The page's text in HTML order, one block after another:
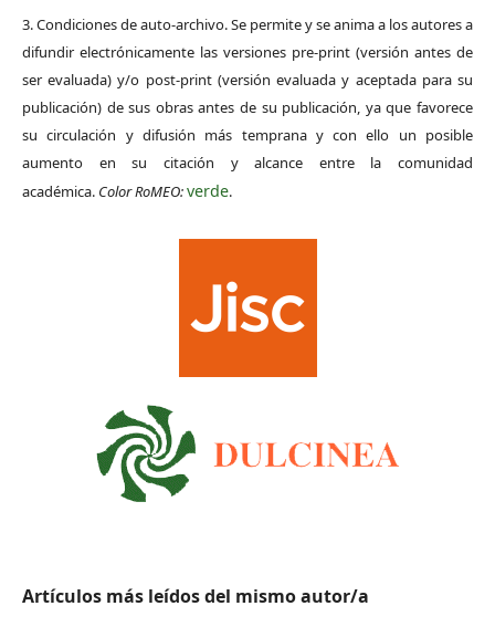
3. Condiciones de auto-archivo. Se permite y se anima a los autores a
difundir electrónicamente las versiones pre-print (versión antes de
ser evaluada) y/o post-print (versión evaluada y aceptada para su
publicación) de sus obras antes de su publicación, ya que favorece
su circulación y difusión más temprana y con ello un posible
aumento en su citación y alcance entre la comunidad
académica. Color RoMEO:verde.
Artículos más leídos del mismo autor/a